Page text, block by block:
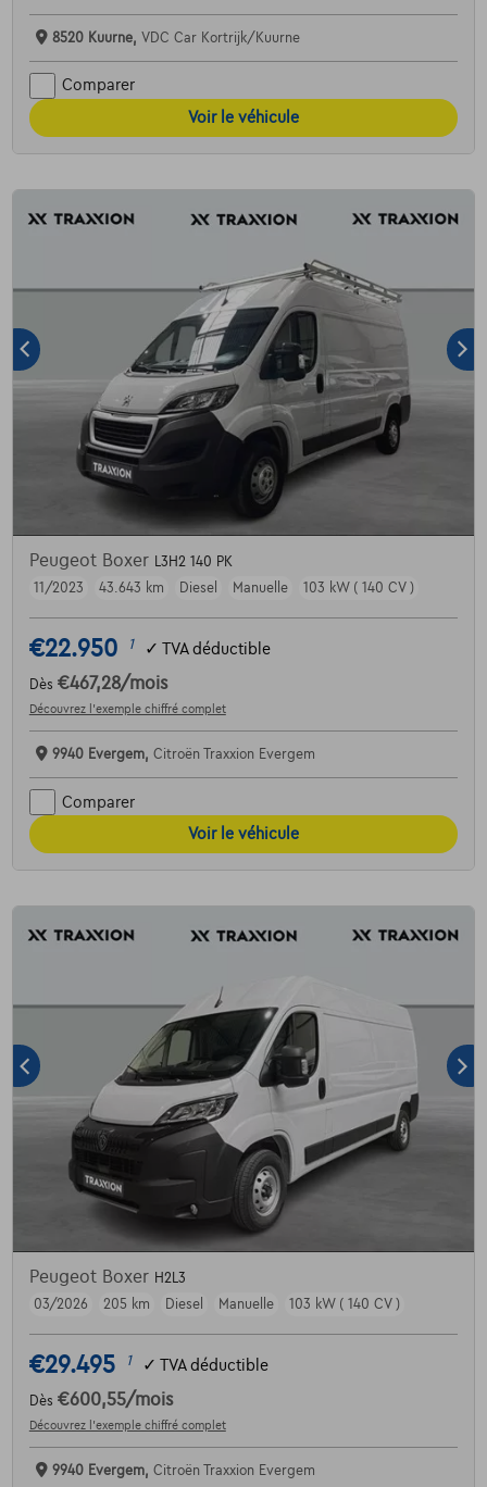
8520 Kuurne, VDC Car Kortrijk/Kuurne
Comparer
Voir le véhicule
Peugeot Boxer L3H2 140 PK
11/2023
43.643 km Diesel Manuelle 103 kW ( 140 CV )
€22.950 1 ✓ TVA déductible
Dès €467,28/mois
Découvrez l’exemple chiffré complet
9940 Evergem, Citroën Traxxion Evergem
Comparer
Voir le véhicule
Peugeot Boxer H2L3
03/2026
205 km Diesel Manuelle 103 kW ( 140 CV )
€29.495 1 ✓ TVA déductible
Dès €600,55/mois
Découvrez l’exemple chiffré complet
9940 Evergem, Citroën Traxxion Evergem